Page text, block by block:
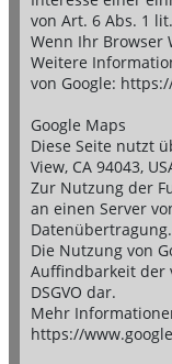
von Art. 6 Abs. 1
Wenn Ihr Browser
Weitere
von Google:
Google Maps
Diese Seite nutzt
View, CA 94043,
Zur Nutzung der
an einen Server
Datenübertragung.
Die Nutzung von
Auffindbarkeit der
DSGVO dar.
Mehr
https://